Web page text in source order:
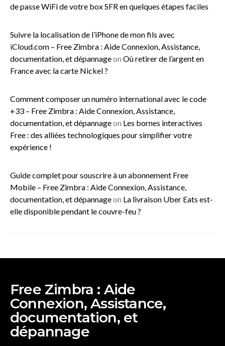
de passe WiFi de votre box SFR en quelques étapes faciles
Suivre la localisation de l’iPhone de mon fils avec
iCloud.com – Free Zimbra : Aide Connexion, Assistance,
documentation, et dépannageon Où retirer de l’argent en
France avec la carte Nickel ?
Comment composer un numéro international avec le code
+33 – Free Zimbra : Aide Connexion, Assistance,
documentation, et dépannageon Les bornes interactives
Free : des alliées technologiques pour simplifier votre
expérience !
Guide complet pour souscrire à un abonnement Free
Mobile – Free Zimbra : Aide Connexion, Assistance,
documentation, et dépannageon La livraison Uber Eats est-
elle disponible pendant le couvre-feu ?
Free Zimbra : Aide
Connexion, Assistance,
documentation, et
dépannage